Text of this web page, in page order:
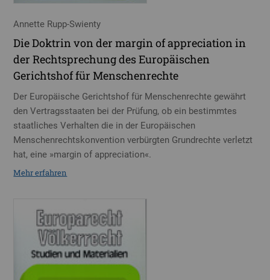
Annette Rupp-Swienty
Die Doktrin von der margin of appreciation in
der Rechtsprechung des Europäischen
Gerichtshof für Menschenrechte
Der Europäische Gerichtshof für Menschenrechte gewährt
den Vertragsstaaten bei der Prüfung, ob ein bestimmtes
staatliches Verhalten die in der Europäischen
Menschenrechtskonvention verbürgten Grundrechte verletzt
hat, eine »margin of appreciation«.
Mehr erfahren